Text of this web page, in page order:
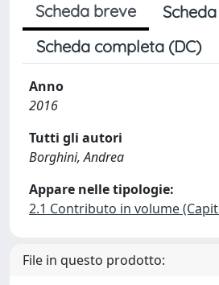
Scheda breve
Scheda completa (DC)
Anno
2016
Tutti gli autori
Borghini, Andrea
Appare nelle tipologie:
2.1 Contributo in volume
File in questo prodotto: